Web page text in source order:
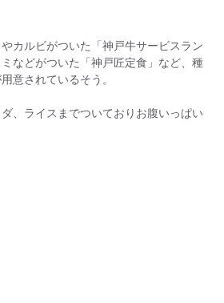
カルビがついた「神戸牛サービスラン
などがついた「神戸匠定食」など、種
意されているそう。
、ライスまでついておりお腹いっぱい